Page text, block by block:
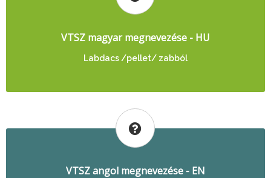
VTSZ magyar megnevezése - HU
Labdacs /pellet/ zabból
VTSZ angol megnevezése - EN